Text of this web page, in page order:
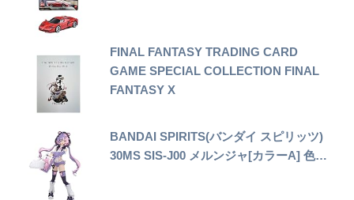
FINAL FANTASY TRADING CARD
GAME SPECIAL COLLECTION FINAL
FANTASY X
BANDAI SPIRITS(バンダイ スピリッツ)
30MS SIS-J00 メルンジャ[カラーA] 色…